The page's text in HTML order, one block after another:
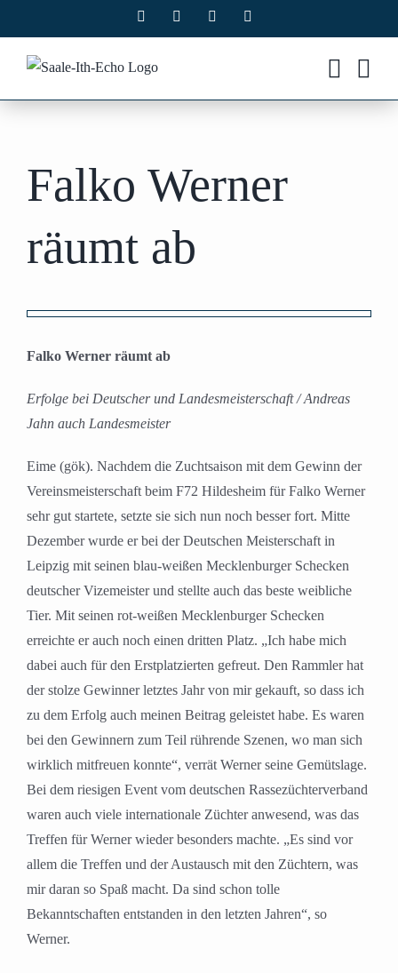
Inhalt
springen
Facebook Instagram
Falko Werner
räumt ab
grösseres
Falko Werner räumt ab
Erfolge bei Deutscher und Landesmeisterschaft / Andreas
Jahn auch Landesmeister
Eime (gök). Nachdem die Zuchtsaison mit dem Gewinn der
Vereinsmeisterschaft beim F72 Hildesheim für Falko Werner
sehr gut startete, setzte sie sich nun noch besser fort. Mitte
Dezember wurde er bei der Deutschen Meisterschaft in
Leipzig mit seinen blau-weißen Mecklenburger Schecken
deutscher Vizemeister und stellte auch das beste weibliche
Tier. Mit seinen rot-weißen Mecklenburger Schecken
erreichte er auch noch einen dritten Platz. „Ich habe mich
dabei auch für den Erstplatzierten gefreut. Den Rammler hat
der stolze Gewinner letztes Jahr von mir gekauft, so dass ich
zu dem Erfolg auch meinen Beitrag geleistet habe. Es waren
bei den Gewinnern zum Teil rührende Szenen, wo man sich
wirklich mitfreuen konnte“, verrät Werner seine Gemütslage.
Bei dem riesigen Event vom deutschen Rassezüchterverband
waren auch viele internationale Züchter anwesend, was das
Treffen für Werner wieder besonders machte. „Es sind vor
allem die Treffen und der Austausch mit den Züchtern, was
mir daran so Spaß macht. Da sind schon tolle
Bekanntschaften entstanden in den letzten Jahren“, so
Werner.